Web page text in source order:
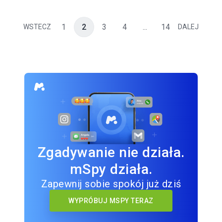
WSTECZ 1 2 3 4 ... 14 DALEJ
Zgadywanie nie działa.
mSpy działa.
Zapewnij sobie spokój już dziś
WYPRÓBUJ MSPY TERAZ